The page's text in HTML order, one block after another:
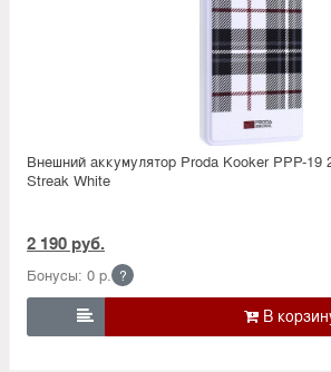
Внешний аккумулятор Proda Kooker PPP-19
Streak White
2 190 руб.
Бонусы: 0 р. ?
